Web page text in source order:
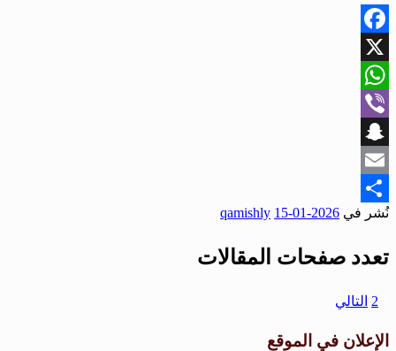
Facebook
X
WhatsApp
Viber
Snapchat
Email
Share
نُشر في 2026-01-15
qamishly
تعدد صفحات المقالات
2 التالي
الإعلان في الموقع